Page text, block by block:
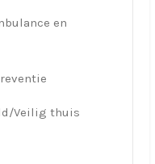
en
Veilig thuis